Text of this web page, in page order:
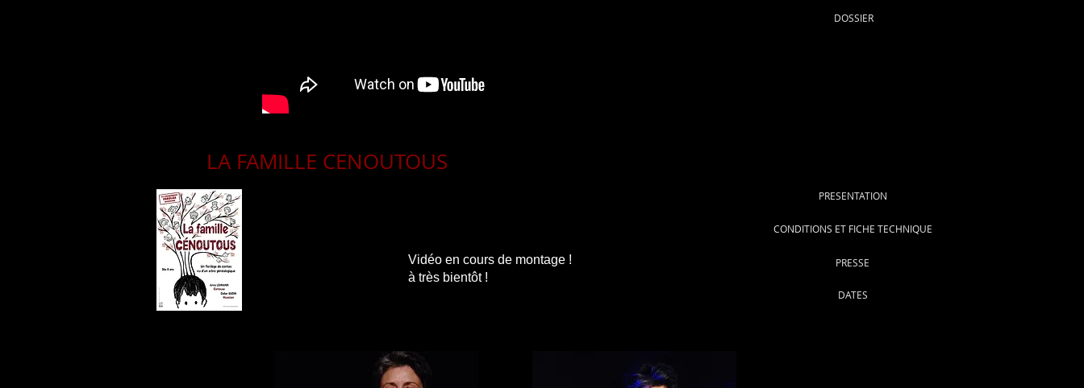
DOSSIER
LA FAMILLE CENOUTOUS
PRESENTATION
Vidéo en cours de montage !
à très bientôt !
CONDITIONS ET FICHE TECHNIQUE
PRESSE
DATES